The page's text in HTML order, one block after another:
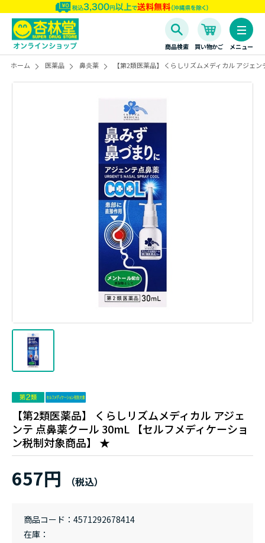
商品検索 買い物かご メニュー
ホーム 医薬品 鼻炎薬 【第2類医薬品】 くらしリズムメディカル アジェ
【第2類医薬品】 くらしリズムメディカル アジェ
ンテ 点鼻薬クール 30mL 【セルフメディケーショ
ン税制対象商品】 ★
657円
商品コード
4571292678414
在庫